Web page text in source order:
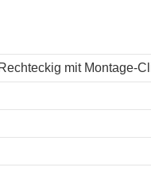
mit Montage-